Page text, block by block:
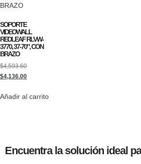
SOPORTE
VIDEOWALL
REDLEAF RLVW-
3770, 37-70″, CON
BRAZO
$4,593.60
$4,136.00
Añadir al carrito
Encuentra la solución ideal